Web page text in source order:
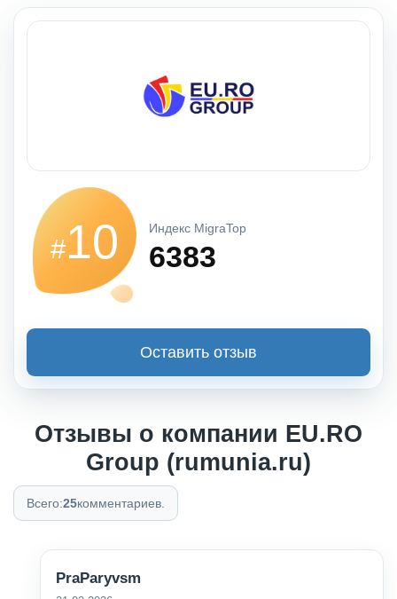
#10 Индекс MigraTop
6383
Оставить отзыв
Отзывы о компании EU.RO
Group (rumunia.ru)
Всего:25комментариев.
PraParyvsm